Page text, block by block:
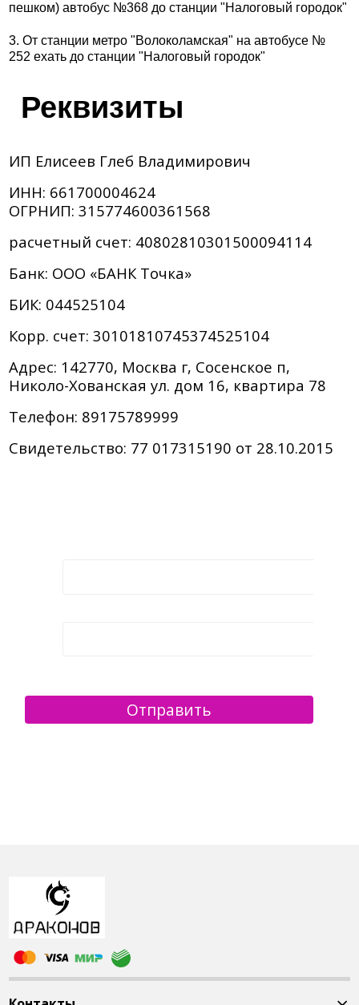
пешком) автобус №368 до станции "Налоговый городок"
3. От станции метро "Волоколамская" на автобусе №
252 ехать до станции "Налоговый городок"
Реквизиты
ИП Елисеев Глеб Владимирович
ИНН: 661700004624
ОГРНИП: 315774600361568
расчетный счет: 40802810301500094114
Банк: ООО «БАНК Точка»
БИК: 044525104
Корр. счет: 30101810745374525104
Адрес: 142770, Москва г, Сосенское п,
Николо-Хованская ул. дом 16, квартира 78
Телефон: 89175789999
Свидетельство: 77 017315190 от 28.10.2015